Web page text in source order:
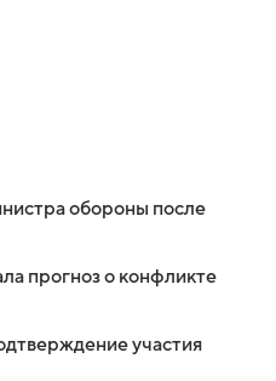
обороны после
прогноз о конфликте
участия